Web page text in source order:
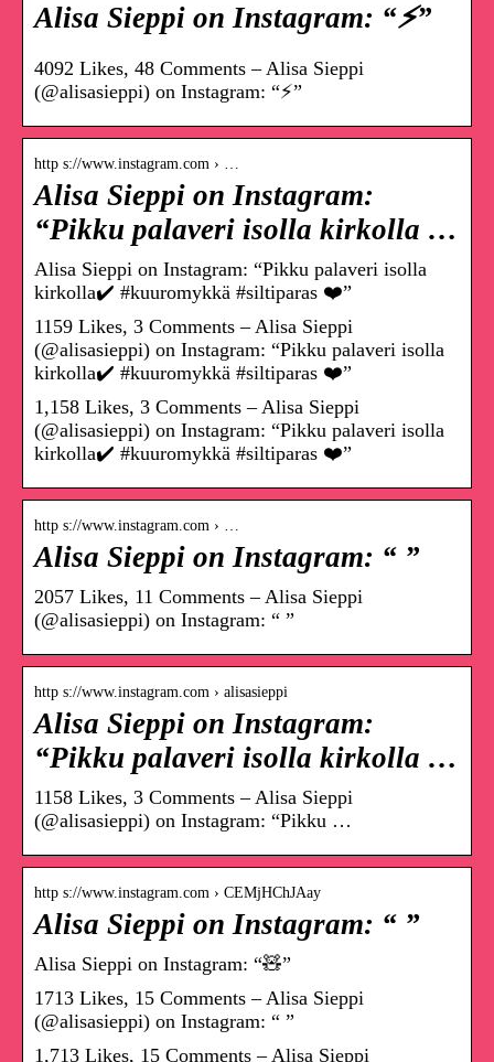
Alisa Sieppi on Instagram: “⚡️”
4092 Likes, 48 Comments – Alisa Sieppi
(@alisasieppi) on Instagram: “⚡️”
http s://www.instagram.com › …
Alisa Sieppi on Instagram:
“Pikku palaveri isolla kirkolla …
Alisa Sieppi on Instagram: “Pikku palaveri isolla
kirkolla✔️ #kuuromykkä #siltiparas ❤️”
1159 Likes, 3 Comments – Alisa Sieppi
(@alisasieppi) on Instagram: “Pikku palaveri isolla
kirkolla✔️ #kuuromykkä #siltiparas ❤️”
1,158 Likes, 3 Comments – Alisa Sieppi
(@alisasieppi) on Instagram: “Pikku palaveri isolla
kirkolla✔️ #kuuromykkä #siltiparas ❤️”
http s://www.instagram.com › …
Alisa Sieppi on Instagram: “ ”
2057 Likes, 11 Comments – Alisa Sieppi
(@alisasieppi) on Instagram: “ ”
http s://www.instagram.com › alisasieppi
Alisa Sieppi on Instagram:
“Pikku palaveri isolla kirkolla …
1158 Likes, 3 Comments – Alisa Sieppi
(@alisasieppi) on Instagram: “Pikku …
http s://www.instagram.com › CEMjHChJAay
Alisa Sieppi on Instagram: “ ”
Alisa Sieppi on Instagram: “🧸”
1713 Likes, 15 Comments – Alisa Sieppi
(@alisasieppi) on Instagram: “ ”
1,713 Likes, 15 Comments – Alisa Sieppi